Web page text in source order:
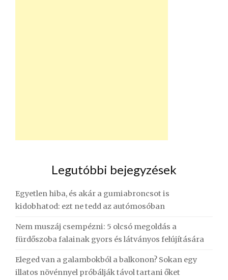
Legutóbbi bejegyzések
Egyetlen hiba, és akár a gumiabroncsot is
kidobhatod: ezt ne tedd az autómosóban
Nem muszáj csempézni: 5 olcsó megoldás a
fürdőszoba falainak gyors és látványos felújítására
Eleged van a galambokból a balkonon? Sokan egy
illatos növénnyel próbálják távol tartani őket